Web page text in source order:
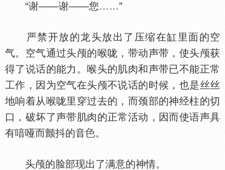
“谢——谢——您……”
严禁开放的龙头放出了压缩在缸里面的空
气。空气通过头颅的喉咙，带动声带，使头颅获
得了说话的能力。喉头的肌肉和声带已不能正常
工作，因为空气在头颅不说话的时候，也是丝丝
地响着从喉咙里穿过去的，而颈部的神经柱的切
口，破坏了声带肌肉的正常活动，因而使语声具
有喑哑而颤抖的音
。
头颅的脸部现出了满意的神情。